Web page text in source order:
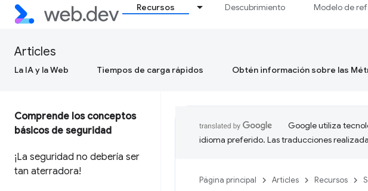
Recursos Descubrimiento Modelo de
Articles
La IA y la Web Tiempos de carga rápidos Obtén información sobre las
Comprende los conceptos
básicos de seguridad
¡La seguridad no debería ser
tan aterradora!
Google utiliza
idioma preferido. Las traducciones
Página principal Articles Recursos